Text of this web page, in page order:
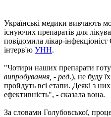
Українські медики вивчають
існуючих препаратів для
повідомила лікар-
інтерв'ю УНН.
"Чотири наших препарати
випробування, - ред.), не буду
пройдуть всі етапи. Деякі з
ефективність", - сказала вона.
За словами Голубовської,